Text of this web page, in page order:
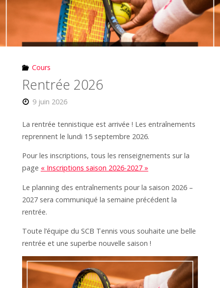
Cours
Rentrée 2026
9 juin 2026
La rentrée tennistique est arrivée ! Les entraînements
reprennent le lundi 15 septembre 2026.
Pour les inscriptions, tous les renseignements sur la
page « Inscriptions saison 2026-2027 »
Le planning des entraînements pour la saison 2026 –
2027 sera communiqué la semaine précédent la
rentrée.
Toute l’équipe du SCB Tennis vous souhaite une belle
rentrée et une superbe nouvelle saison !